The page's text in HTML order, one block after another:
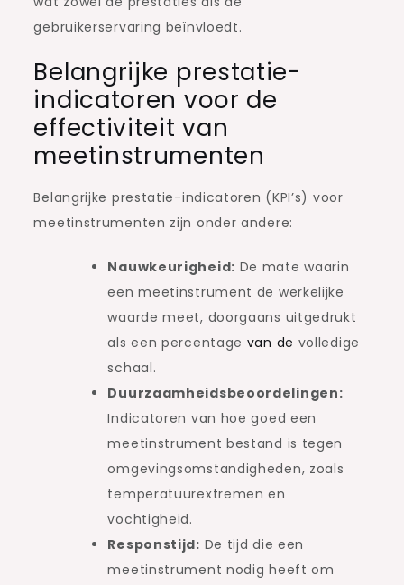
gebruikerservaring beïnvloedt.
Belangrijke prestatie-
indicatoren voor de
effectiviteit van
meetinstrumenten
Belangrijke prestatie-indicatoren (KPI’s) voor
meetinstrumenten zijn onder andere:
Nauwkeurigheid: De mate waarin
een meetinstrument de werkelijke
waarde meet, doorgaans uitgedrukt
als een percentage van de volledige
schaal.
Duurzaamheidsbeoordelingen:
Indicatoren van hoe goed een
meetinstrument bestand is tegen
omgevingsomstandigheden, zoals
temperatuurextremen en
vochtigheid.
Responstijd: De tijd die een
meetinstrument nodig heeft om